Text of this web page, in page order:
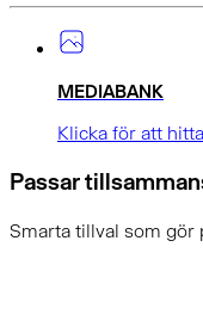
MEDIABANK
Klicka för att
Passar
Smarta tillval som gör